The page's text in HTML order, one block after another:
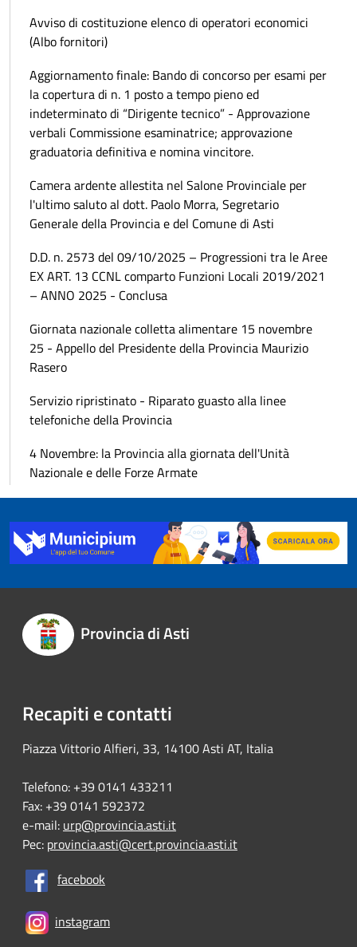
Avviso di costituzione elenco di operatori economici
(Albo fornitori)
Aggiornamento finale: Bando di concorso per esami per
la copertura di n. 1 posto a tempo pieno ed
indeterminato di “Dirigente tecnico” - Approvazione
verbali Commissione esaminatrice; approvazione
graduatoria definitiva e nomina vincitore.
Camera ardente allestita nel Salone Provinciale per
l'ultimo saluto al dott. Paolo Morra, Segretario
Generale della Provincia e del Comune di Asti
D.D. n. 2573 del 09/10/2025 – Progressioni tra le Aree
EX ART. 13 CCNL comparto Funzioni Locali 2019/2021
– ANNO 2025 - Conclusa
Giornata nazionale colletta alimentare 15 novembre
25 - Appello del Presidente della Provincia Maurizio
Rasero
Servizio ripristinato - Riparato guasto alla linee
telefoniche della Provincia
4 Novembre: la Provincia alla giornata dell'Unità
Nazionale e delle Forze Armate
Provincia di Asti
Recapiti e contatti
Piazza Vittorio Alfieri, 33, 14100 Asti AT, Italia
Telefono: +39 0141 433211
Fax: +39 0141 592372
e-mail: urp@provincia.asti.it
Pec: provincia.asti@cert.provincia.asti.it
facebook
instagram